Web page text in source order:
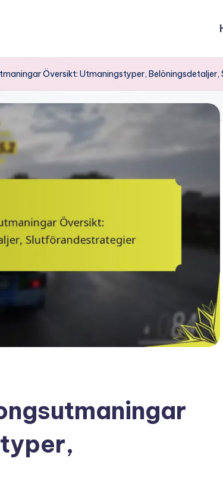
Översikt: Utmaningstyper,